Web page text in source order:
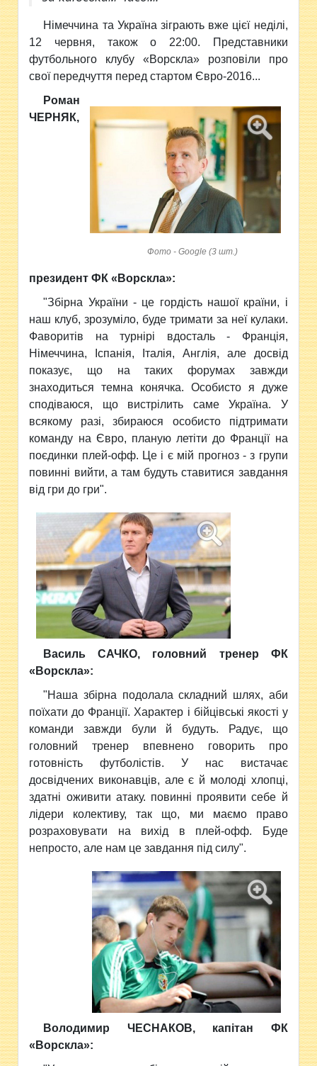
Німеччина та Україна зіграють вже цієї неділі,
12 червня, також о 22:00. Представники
футбольного клубу «Ворскла» розповіли про
свої передчуття перед стартом Євро-2016...
Фото - Google (3 шт.)
Роман
ЧЕРНЯК,
президент ФК «Ворскла»:
"Збірна України - це гордість нашої країни, і
наш клуб, зрозуміло, буде тримати за неї кулаки.
Фаворитів на турнірі вдосталь - Франція,
Німеччина, Іспанія, Італія, Англія, але досвід
показує, що на таких форумах завжди
знаходиться темна конячка. Особисто я дуже
сподіваюся, що вистрілить саме Україна. У
всякому разі, збираюся особисто підтримати
команду на Євро, планую летіти до Франції на
поєдинки плей-офф. Це і є мій прогноз - з групи
повинні вийти, а там будуть ставитися завдання
від гри до гри".
Василь САЧКО, головний тренер ФК
«Ворскла»:
"Наша збірна подолала складний шлях, аби
поїхати до Франції. Характер і бійцівські якості у
команди завжди були й будуть. Радує, що
головний тренер впевнено говорить про
готовність футболістів. У нас вистачає
досвідчених виконавців, але є й молоді хлопці,
здатні оживити атаку. повинні проявити себе й
лідери колективу, так що, ми маємо право
розраховувати на вихід в плей-офф. Буде
непросто, але нам це завдання під силу".
Володимир ЧЕСНАКОВ, капітан ФК
«Ворскла»: